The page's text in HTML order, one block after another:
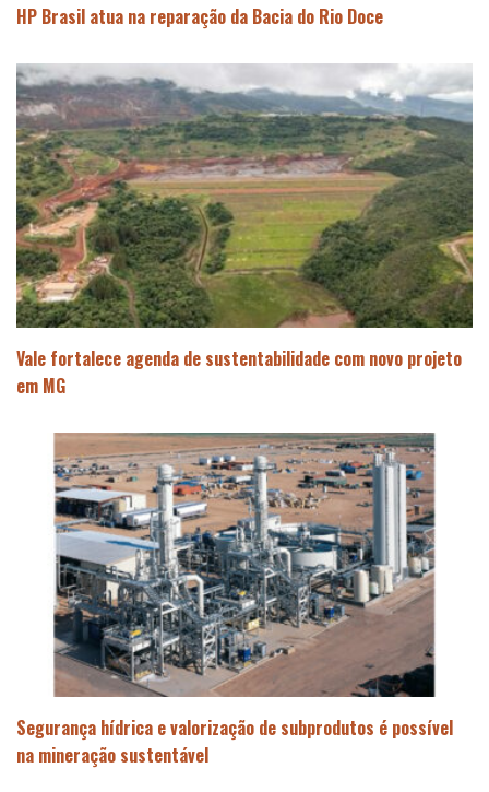
HP Brasil atua na reparação da Bacia do Rio Doce
Vale fortalece agenda de sustentabilidade com novo projeto
em MG
Segurança hídrica e valorização de subprodutos é possível
na mineração sustentável